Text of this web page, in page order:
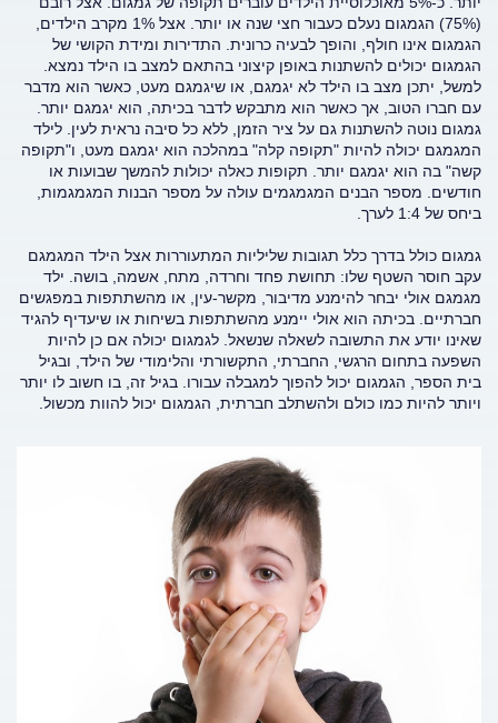
(75%) הגמגום נעלם כעבור חצי שנה או יותר. אצל 1% מקרב הילדים,
הגמגום אינו חולף, והופך לבעיה כרונית. התדירות ומידת הקושי של
הגמגום יכולים להשתנות באופן קיצוני בהתאם למצב בו הילד נמצא.
למשל, יתכן מצב בו הילד לא יגמגם, או שיגמגם מעט, כאשר הוא מדבר
עם חברו הטוב, אך כאשר הוא מתבקש לדבר בכיתה, הוא יגמגם יותר.
גמגום נוטה להשתנות גם על ציר הזמן, ללא כל סיבה נראית לעין. לילד
המגמגם יכולה להיות "תקופה קלה" במהלכה הוא יגמגם מעט, ו"תקופה
קשה" בה הוא יגמגם יותר. תקופות כאלה יכולות להמשך שבועות או
חודשים. מספר הבנים המגמגמים עולה על מספר הבנות המגמגמות,
ביחס של 1:4 לערך.
גמגום כולל בדרך כלל תגובות שליליות המתעוררות אצל הילד המגמגם
עקב חוסר השטף שלו: תחושת פחד וחרדה, מתח, אשמה, בושה. ילד
מגמגם אולי יבחר להימנע מדיבור, מקשר-עין, או מהשתתפות במפגשים
חברתיים. בכיתה הוא אולי יימנע מהשתתפות בשיחות או שיעדיף להגיד
שאינו יודע את התשובה לשאלה שנשאל. לגמגום יכולה אם כן להיות
השפעה בתחום הרגשי, החברתי, התקשורתי והלימודי של הילד, ובגיל
בית הספר, הגמגום יכול להפוך למגבלה עבורו. בגיל זה, בו חשוב לו יותר
ויותר להיות כמו כולם ולהשתלב חברתית, הגמגום יכול להוות מכשול.